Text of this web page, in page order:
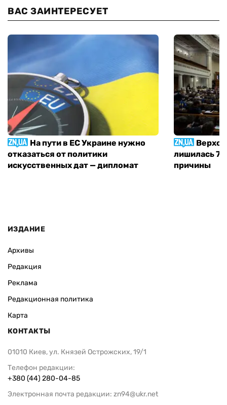
ВАС ЗАИНТЕРЕСУЕТ
На пути в ЕС Украине нужно
отказаться от политики
искусственных дат — дипломат
лишилась 71
причины
ИЗДАНИЕ
Архивы
Редакция
Реклама
Редакционная политика
Карта
КОНТАКТЫ
01010 Киев, ул. Князей Острожских, 19/1
Телефон редакции:
+380 (44) 280-04-85
Электронная почта редакции: zn94@ukr.net